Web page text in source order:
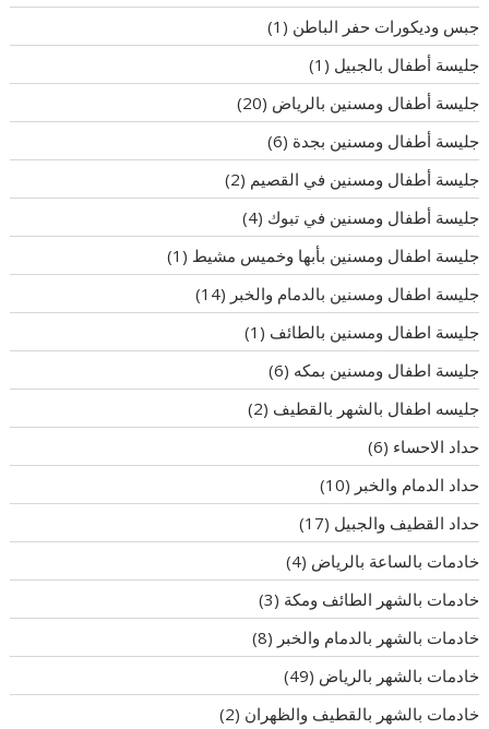
جبس وديكورات حفر الباطن (1)
جليسة أطفال بالجبيل (1)
جليسة أطفال ومسنين بالرياض (20)
جليسة أطفال ومسنين بجدة (6)
جليسة أطفال ومسنين في القصيم (2)
جليسة أطفال ومسنين في تبوك (4)
جليسة اطفال ومسنين بأبها وخميس مشيط (1)
جليسة اطفال ومسنين بالدمام والخبر (14)
جليسة اطفال ومسنين بالطائف (1)
جليسة اطفال ومسنين بمكه (6)
جليسه اطفال بالشهر بالقطيف (2)
حداد الاحساء (6)
حداد الدمام والخبر (10)
حداد القطيف والجبيل (17)
خادمات بالساعة بالرياض (4)
خادمات بالشهر الطائف ومكة (3)
خادمات بالشهر بالدمام والخبر (8)
خادمات بالشهر بالرياض (49)
خادمات بالشهر بالقطيف والظهران (2)